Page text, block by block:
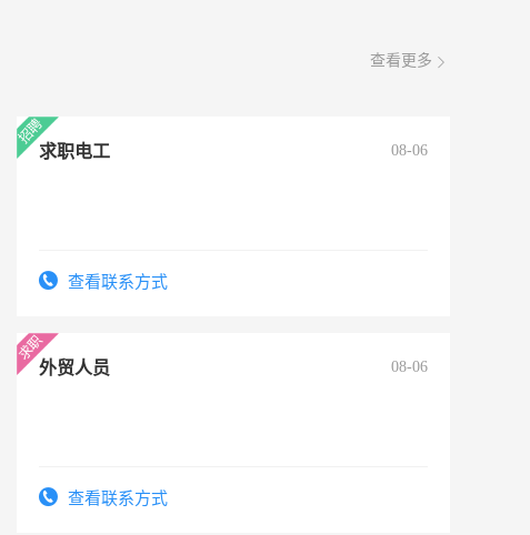
查看更多
求职电工 08-06
查看联系方式
外贸人员 08-06
查看联系方式